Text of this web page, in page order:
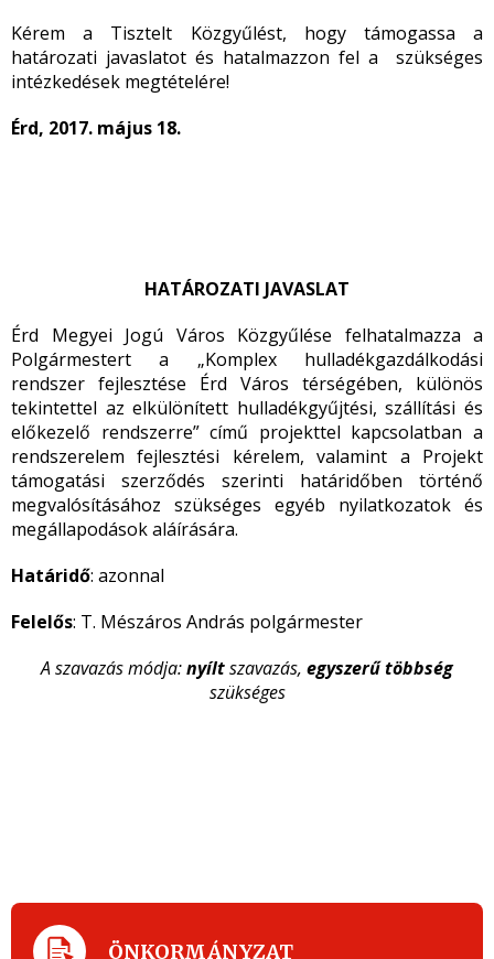
Kérem a Tisztelt Közgyűlést, hogy támogassa a
határozati javaslatot és hatalmazzon fel a szükséges
intézkedések megtételére!
Érd, 2017. május 18.
HATÁROZATI JAVASLAT
Érd Megyei Jogú Város Közgyűlése felhatalmazza a
Polgármestert a „Komplex hulladékgazdálkodási
rendszer fejlesztése Érd Város térségében, különös
tekintettel az elkülönített hulladékgyűjtési, szállítási és
előkezelő rendszerre” című projekttel kapcsolatban a
rendszerelem fejlesztési kérelem, valamint a Projekt
támogatási szerződés szerinti határidőben történő
megvalósításához szükséges egyéb nyilatkozatok és
megállapodások aláírására.
Határidő: azonnal
Felelős: T. Mészáros András polgármester
A szavazás módja:nyíltszavazás, egyszerű többség
szükséges
ÖNKORMÁNYZAT